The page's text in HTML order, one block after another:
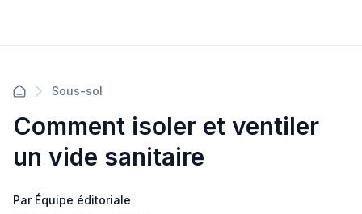
Sous-sol
Comment isoler et ventiler
un vide sanitaire
Par Équipe éditoriale